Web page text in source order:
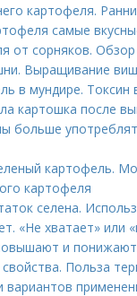
картофеля.
самые
от сорняков. Обзор
Выращивание
в мундире. Токсин
картошка после
больше
картофель.
картофеля
селена.
«Не хватает» или
и
Польза
вариантов